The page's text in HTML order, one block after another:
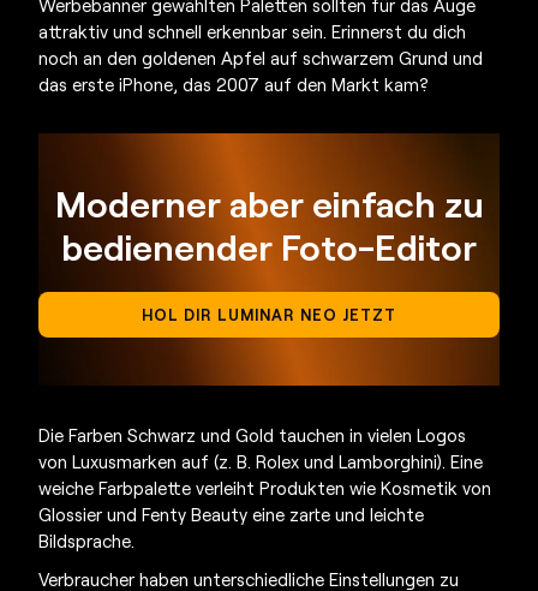
Werbebanner gewählten Paletten sollten für das Auge
attraktiv und schnell erkennbar sein. Erinnerst du dich
noch an den goldenen Apfel auf schwarzem Grund und
das erste iPhone, das 2007 auf den Markt kam?
Moderner aber einfach zu
bedienender Foto-Editor
HOL DIR LUMINAR NEO JETZT
Die Farben Schwarz und Gold tauchen in vielen Logos
von Luxusmarken auf (z. B. Rolex und Lamborghini). Eine
weiche Farbpalette verleiht Produkten wie Kosmetik von
Glossier und Fenty Beauty eine zarte und leichte
Bildsprache.
Verbraucher haben unterschiedliche Einstellungen zu